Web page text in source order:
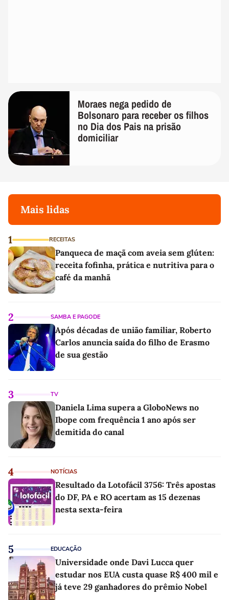
Moraes nega pedido de
Bolsonaro para receber os filhos
no Dia dos Pais na prisão
domiciliar
Mais lidas
1 RECEITAS
Panqueca de maçã com aveia sem glúten:
receita fofinha, prática e nutritiva para o
café da manhã
2 SAMBA E PAGODE
Após décadas de união familiar, Roberto
Carlos anuncia saída do filho de Erasmo
de sua gestão
3 TV
Daniela Lima supera a GloboNews no
Ibope com frequência 1 ano após ser
demitida do canal
4 NOTÍCIAS
Resultado da Lotofácil 3756: Três apostas
do DF, PA e RO acertam as 15 dezenas
nesta sexta-feira
5 EDUCAÇÃO
Universidade onde Davi Lucca quer
estudar nos EUA custa quase R$ 400 mil e
já teve 29 ganhadores do prêmio Nobel